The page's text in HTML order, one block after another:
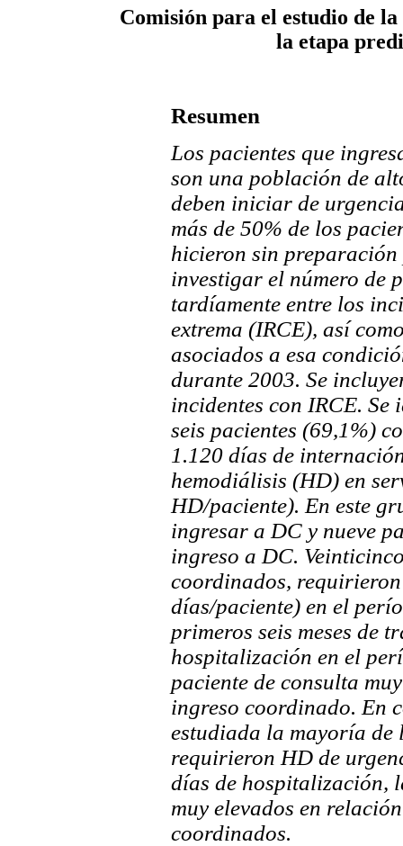
Comisión para el estudio de
la etapa
Resumen
Los pacientes que
son una población de
deben iniciar de
más de 50% de los
hicieron sin preparación
investigar el número de
tardíamente entre los
extrema (IRCE), así
asociados a esa
durante 2003. Se
incidentes con IRCE.
seis pacientes (69,1%)
1.120 días de
hemodiálisis (HD) en
HD/paciente). En este
ingresar a DC y nueve
ingreso a DC.
coordinados,
días/paciente) en el
primeros seis meses de
hospitalización en el
paciente de consulta
ingreso coordinado. En
estudiada la mayoría de
requirieron HD de
días de hospitalización,
muy elevados en
coordinados.